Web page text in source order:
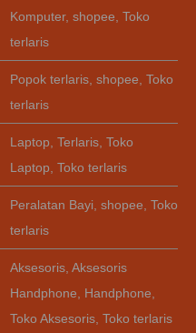
Komputer, shopee, Toko
terlaris
Popok terlaris, shopee, Toko
terlaris
Laptop, Terlaris, Toko
Laptop, Toko terlaris
Peralatan Bayi, shopee, Toko
terlaris
Aksesoris, Aksesoris
Handphone, Handphone,
Toko Aksesoris, Toko terlaris